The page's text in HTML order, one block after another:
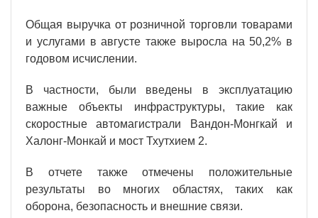
Общая выручка от розничной торговли товарами
и услугами в августе также выросла на 50,2% в
годовом исчислении.
В частности, были введены в эксплуатацию
важные объекты инфраструктуры, такие как
скоростные автомагистрали Вандон-Монгкай и
Халонг-Монкай и мост Тхутхием 2.
В отчете также отмечены положительные
результаты во многих областях, таких как
оборона, безопасность и внешние связи.